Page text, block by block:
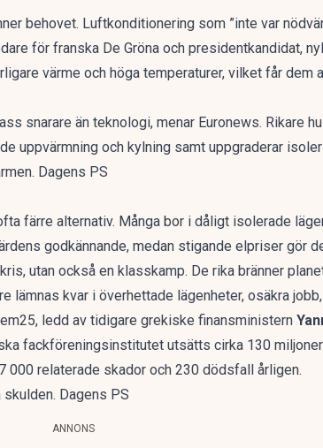
behovet. Luftkonditionering som ”inte var
för franska De Gröna och presidentkandidat,
värme och höga temperaturer, vilket får
snarare än teknologi, menar Euronews. Rikare
uppvärmning och kylning samt uppgraderar
Dagens PS
färre alternativ. Många bor i dåligt isolerade
godkännande, medan stigande elpriser gör
utan också en klasskamp. De rika bränner
lämnas kvar i överhettade lägenheter, osäkra
ledd av tidigare grekiske finansministern
fackföreningsinstitutet utsätts cirka 130
000 relaterade skador och 230 dödsfall årligen.
Dagens PS
ANNONS